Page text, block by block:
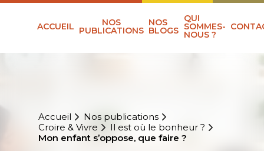
ACCUEIL NOS
PUBLICATIONS
NOS
BLOGS
QUI
SOMMES-
NOUS ?
Accueil
Nos publications
Croire & Vivre
Il est où le bonheur ?
Mon enfant s’oppose, que faire ?